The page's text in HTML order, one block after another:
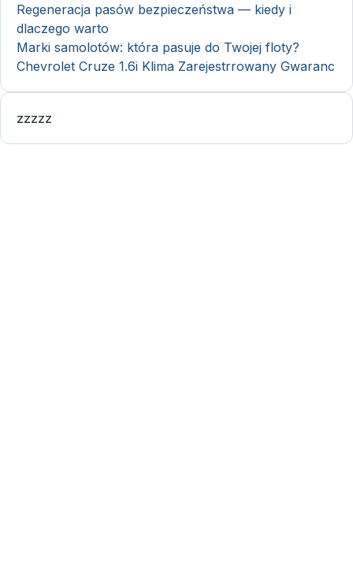
Regeneracja pasów bezpieczeństwa — kiedy i
dlaczego warto
Marki samolotów: która pasuje do Twojej floty?
Chevrolet Cruze 1.6i Klima Zarejestrrowany Gwaranc
zzzzz